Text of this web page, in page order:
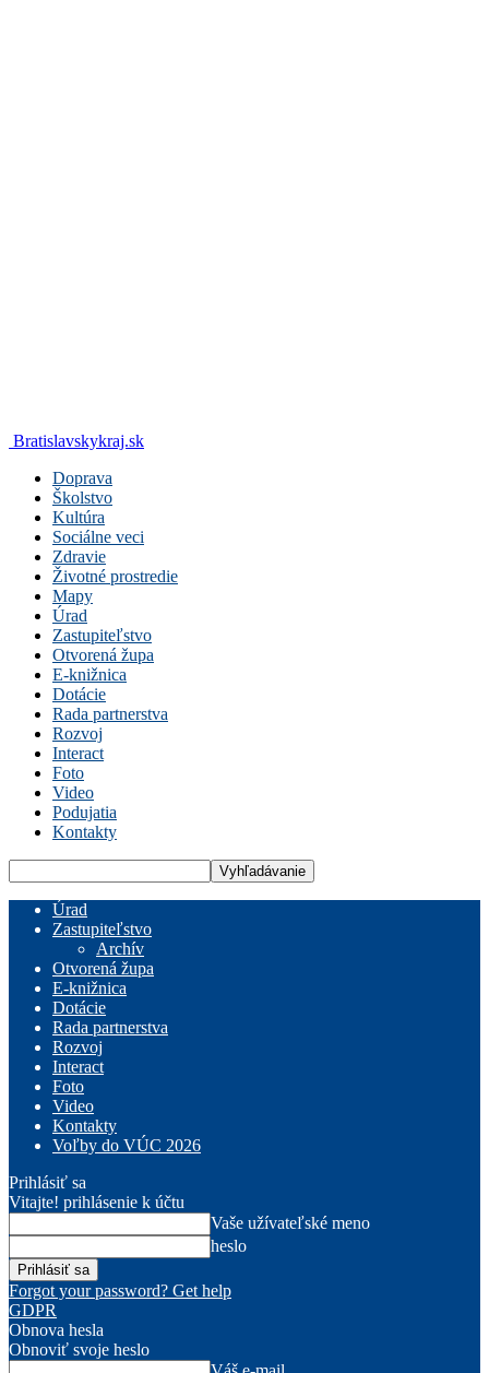
Bratislavskykraj.sk
Doprava
Školstvo
Kultúra
Sociálne veci
Zdravie
Životné prostredie
Mapy
Úrad
Zastupiteľstvo
Otvorená župa
E-knižnica
Dotácie
Rada partnerstva
Rozvoj
Interact
Foto
Video
Podujatia
Kontakty
Úrad
Zastupiteľstvo
Archív
Otvorená župa
E-knižnica
Dotácie
Rada partnerstva
Rozvoj
Interact
Foto
Video
Kontakty
Voľby do VÚC 2026
Prihlásiť sa
Vitajte! prihlásenie k účtu
Vaše užívateľské meno
heslo
Forgot your password? Get help
GDPR
Obnova hesla
Obnoviť svoje heslo